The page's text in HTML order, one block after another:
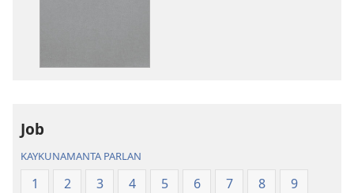
Job
KAYKUNAMANTA PARLAN
1 2 3 4 5 6 7 8
9